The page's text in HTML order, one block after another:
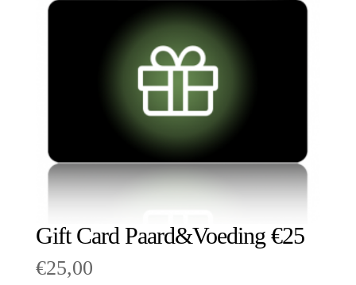
Gift Card Paard&Voeding €25
€25,00